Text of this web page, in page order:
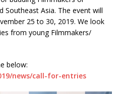
Southeast Asia. The event will
25 to 30, 2019. We look
from young Filmmakers/
below:
news/call-for-entries